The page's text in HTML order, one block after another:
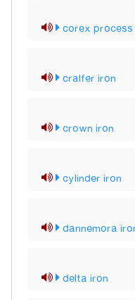
corex process
cralfer iron
crown iron
cylinder iron
dannemora
delta iron